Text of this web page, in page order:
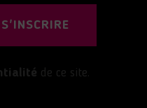
S'INSCRIRE
de ce site.